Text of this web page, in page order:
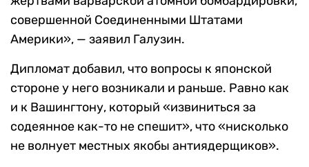
совершенной Соединенными Штатами
Америки», — заявил Галузин.
Дипломат добавил, что вопросы к японской
стороне у него возникали и раньше. Равно как
и к Вашингтону, который «извиниться за
содеянное как-то не спешит», что «нисколько
не волнует местных якобы антиядерщиков».